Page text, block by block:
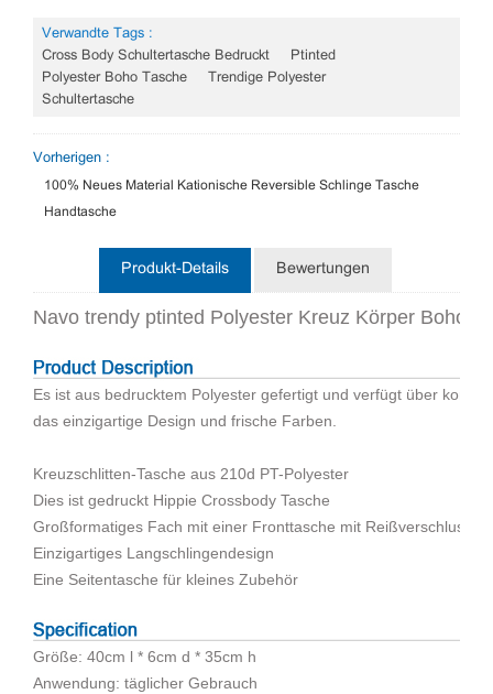
Verwandte Tags :
Cross Body Schultertasche Bedruckt
Ptinted
Polyester Boho Tasche
Trendige Polyester
Schultertasche
Vorherigen :
100% Neues Material Kationische Reversible Schlinge Tasche
Handtasche
Produkt-Details Bewertungen
Navo trendy ptinted Polyester Kreuz Körper Boho
Es ist aus bedrucktem Polyester gefertigt und verfügt über
das einzigartige Design und frische Farben.
Kreuzschlitten-Tasche aus 210d PT-Polyester
Dies ist gedruckt Hippie Crossbody Tasche
Großformatiges Fach mit einer Fronttasche mit Reißverschluss
Einzigartiges Langschlingendesign
Eine Seitentasche für kleines Zubehör
Größe: 40cm l * 6cm d * 35cm h
Anwendung: täglicher Gebrauch